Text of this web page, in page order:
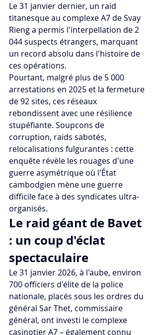
Le 31 janvier dernier, un raid
titanesque au complexe A7 de Svay
Rieng a permis l'interpellation de 2
044 suspects étrangers, marquant
un record absolu dans l'histoire de
ces opérations.
Pourtant, malgré plus de 5 000
arrestations en 2025 et la fermeture
de 92 sites, ces réseaux
rebondissent avec une résilience
stupéfiante. Soupcons de
corruption, raids sabotés,
relocalisations fulgurantes : cette
enquête révèle les rouages d'une
guerre asymétrique où l'État
cambodgien mène une guerre
difficile face à des syndicates ultra-
organisés.
Le raid géant de Bavet
: un coup d'éclat
spectaculaire
Le 31 janvier 2026, à l'aube, environ
700 officiers d'élite de la police
nationale, placés sous les ordres du
général Sar Thet, commissaire
général, ont investi le complexe
casinotier A7 – également connu